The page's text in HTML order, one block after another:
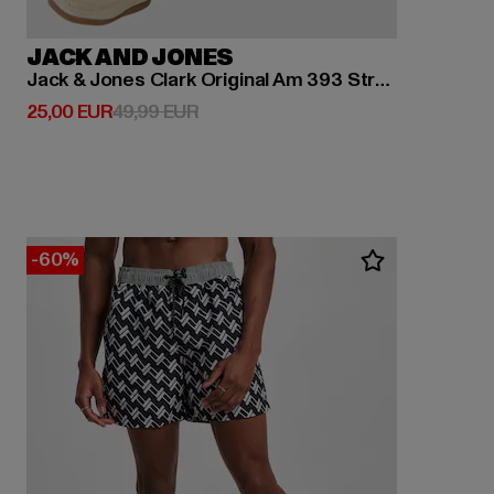
JACK AND JONES
Jack & Jones Clark Original Am 393 Straight Fit Jeans
25,00 EUR
Derzeitiger Preis: 25,00 EUR
49,99 EURAktionspreis: 49,99 EUR
-60%